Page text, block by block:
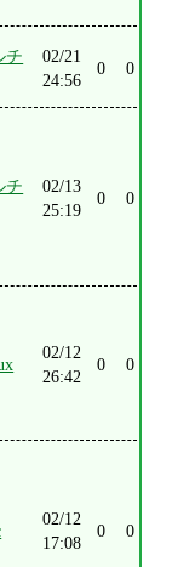
チ
02/21
24:56
0 0
チ
02/13
25:19
0 0
02/12
26:42
0 0
02/12
17:08
0 0